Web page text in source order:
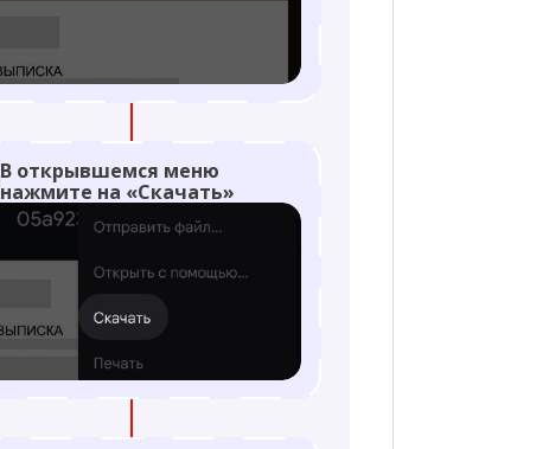
В открывшемся меню
нажмите на «Скачать»